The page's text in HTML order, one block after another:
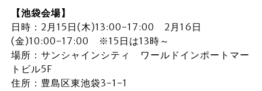
【池袋会場】
日時：2月15日(木)13:00-17:00 2月16日
(金)10:00-17:00 ※15日は13時～
場所：サンシャインシティ ワールドインポートマー
トビル5F
住所：豊島区東池袋3-1-1